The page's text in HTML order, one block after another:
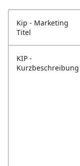
Kip - Marketing
Titel
KIP -
Kurzbeschreibung